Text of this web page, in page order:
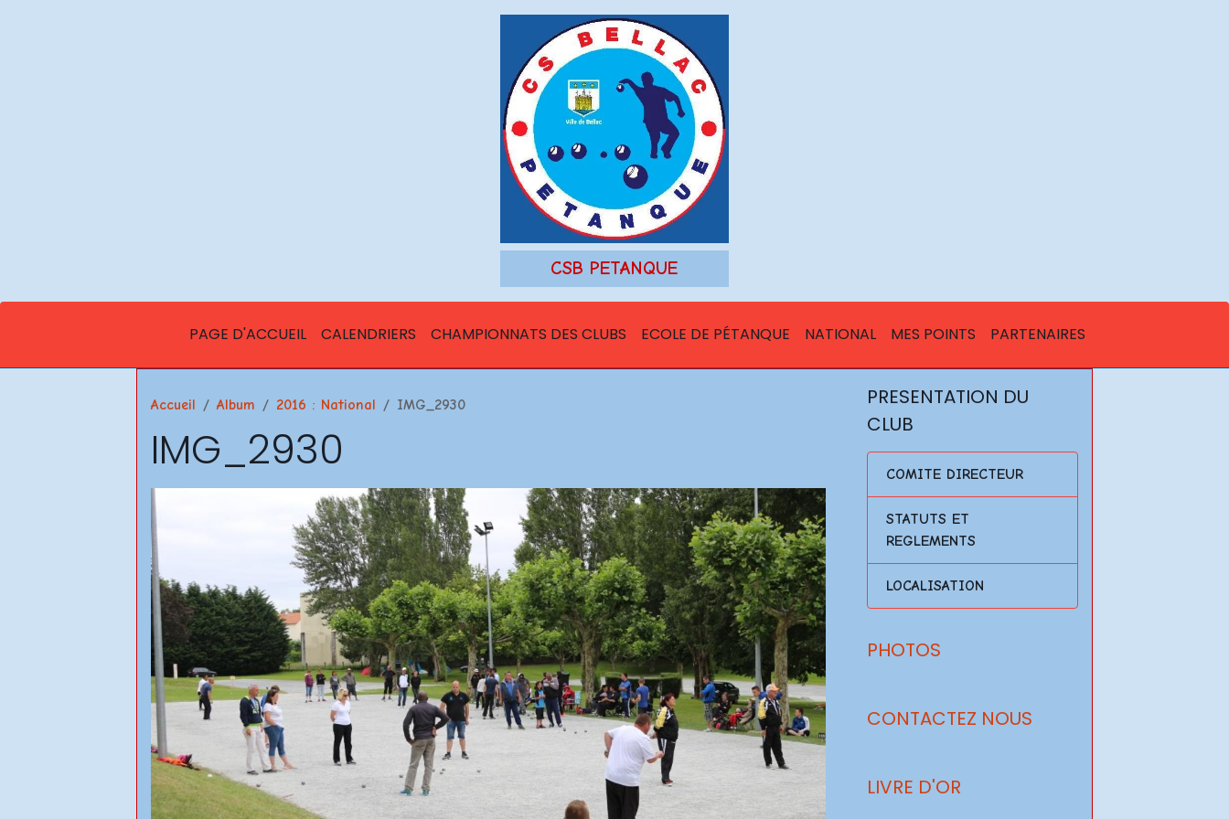
CSB PETANQUE
PAGE D'ACCUEIL CALENDRIERS CHAMPIONNATS DES CLUBS ECOLE DE PÉTANQUE NATIONAL MES POINTS PARTENAIRES
Accueil Album 2016 : National IMG_2930
IMG_2930
PRESENTATION DU
CLUB
COMITE DIRECTEUR
STATUTS ET
REGLEMENTS
LOCALISATION
PHOTOS
CONTACTEZ NOUS
LIVRE D'OR